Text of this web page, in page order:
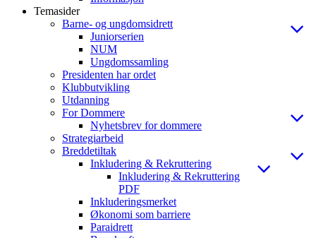
Temasider
Barne- og ungdomsidrett
Juniorserien
NUM
Ungdomssamling
Presidenten har ordet
Klubbutvikling
Utdanning
For Dommere
Nyhetsbrev for dommere
Strategiarbeid
Breddetiltak
Inkludering & Rekruttering
Inkludering & Rekruttering
PDF
Inkluderingsmerket
Økonomi som barriere
Paraidrett